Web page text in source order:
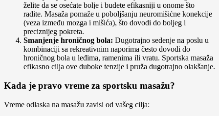
želite da se osećate bolje i budete efikasniji u onome što
radite. Masaža pomaže u poboljšanju neuromišićne konekcije
(veza između mozga i mišića), što dovodi do boljeg i
preciznijeg pokreta.
Smanjenje hroničnog bola: Dugotrajno sedenje na poslu u
kombinaciji sa rekreativnim naporima često dovodi do
hroničnog bola u leđima, ramenima ili vratu. Sportska masaža
efikasno cilja ove duboke tenzije i pruža dugotrajno olakšanje.
Kada je pravo vreme za sportsku masažu?
Vreme odlaska na masažu zavisi od vašeg cilja: